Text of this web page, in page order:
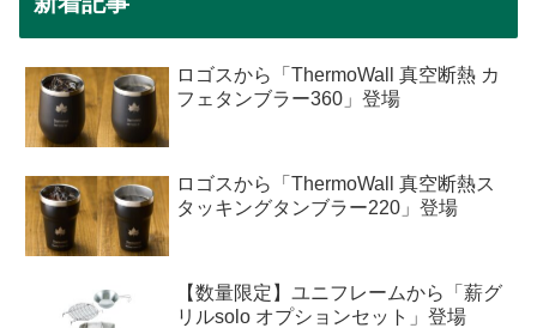
ロゴスから「ThermoWall 真空断熱 カ
フェタンブラー360」登場
ロゴスから「ThermoWall 真空断熱ス
タッキングタンブラー220」登場
【数量限定】ユニフレームから「薪グ
リルsolo オプションセット」登場